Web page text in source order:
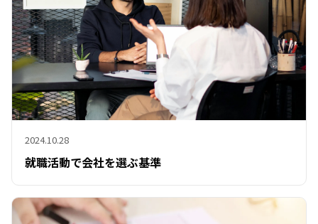
2024.10.28
就職活動で会社を選ぶ基準